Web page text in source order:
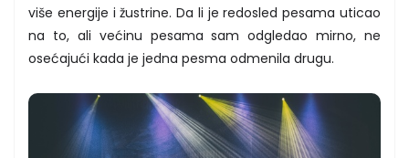
više energije i žustrine. Da li je redosled pesama uticao
na to, ali većinu pesama sam odgledao mirno, ne
osećajući kada je jedna pesma odmenila drugu.